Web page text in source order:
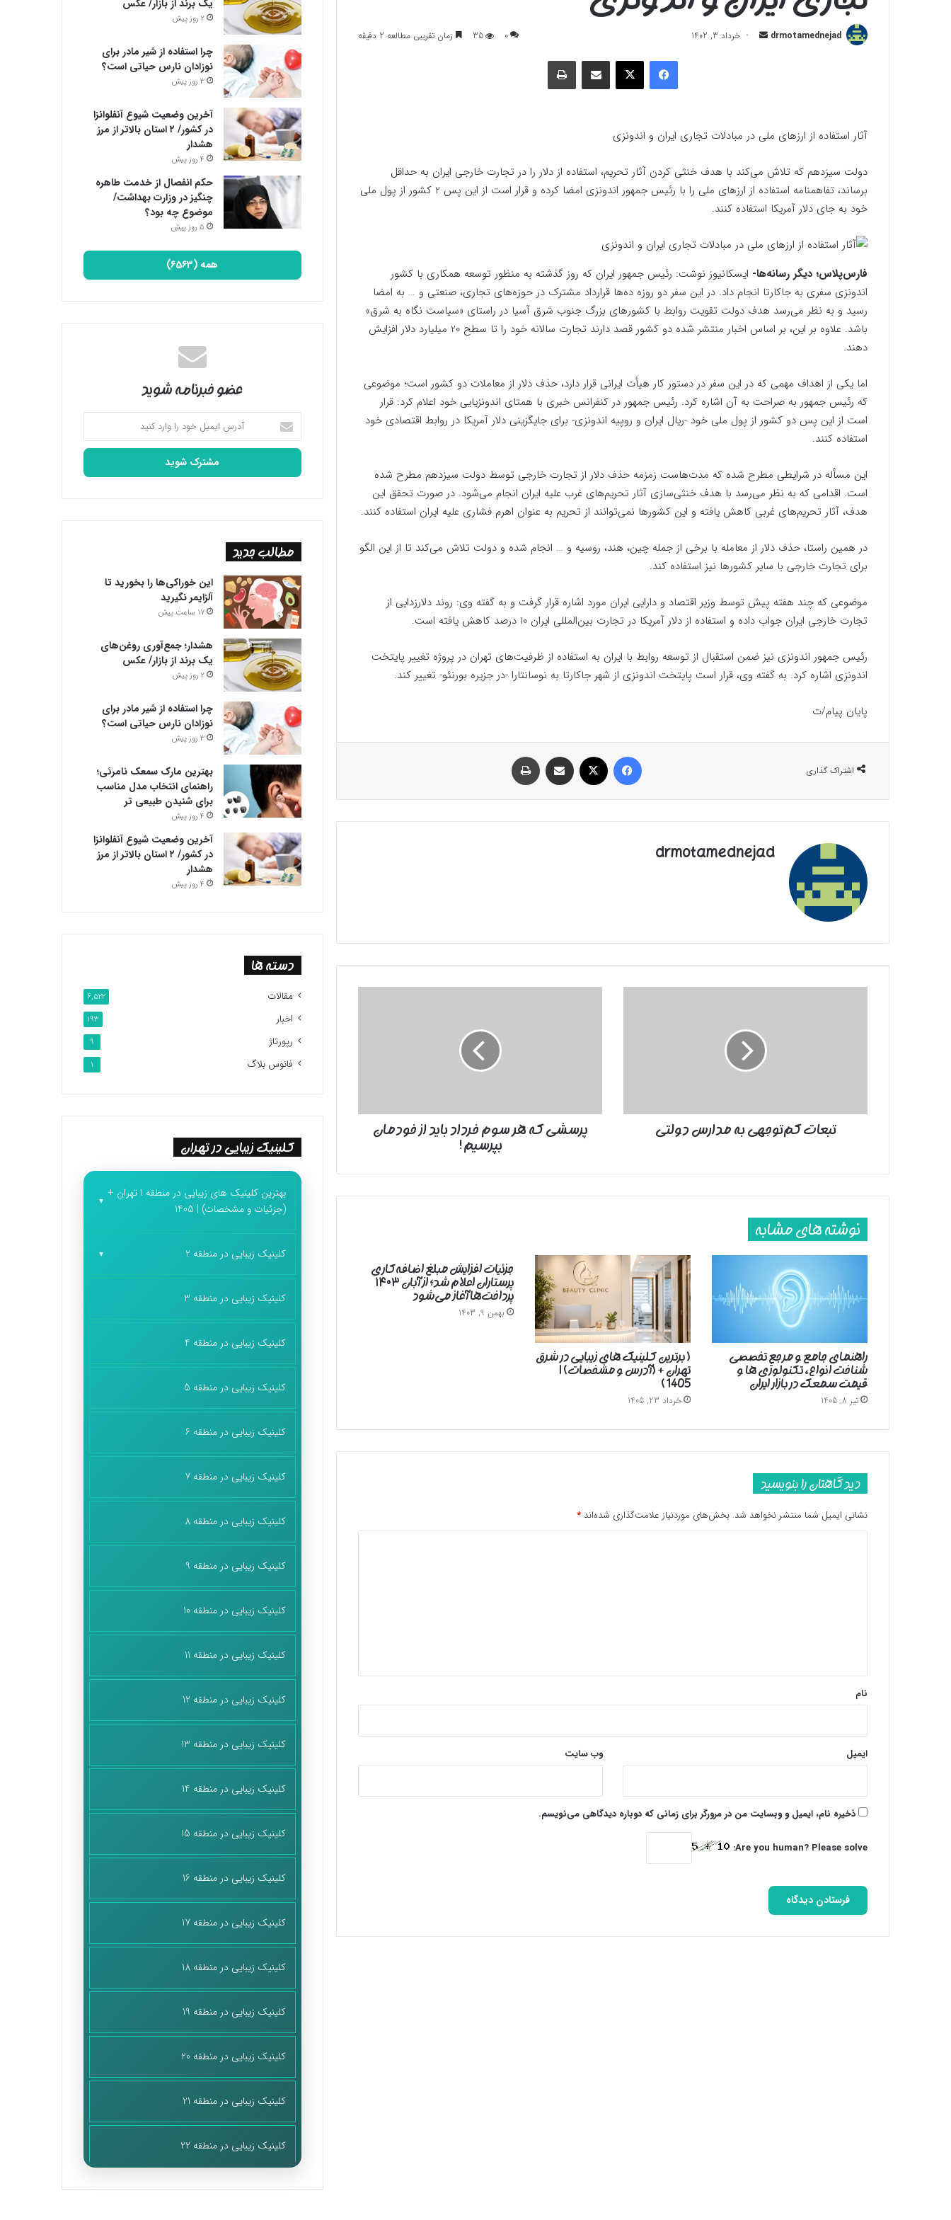
drmotamednejad
ارسال خرداد 3, 1402 0
35 زمان تقریبی مطالعه 2 دقیقه
فیسبوک ایکس اشتراک گذاری با ایمیل چاپ
آثار استفاده از ارزهای ملی در مبادلات تجاری ایران و اندونزی
دولت سیزدهم که تلاش می‌کند با هدف خنثی کردن آثار تحریم، استفاده از دلار را در تجارت خارجی ایران به حداقل
برساند، تفاهمنامه استفاده از ارزهای ملی را با رئیس جمهور اندونزی امضا کرده و قرار است از این پس 2 کشور از پول ملی
خود به جای دلار آمریکا استفاده کنند.
فارس‌پلاس؛ دیگر رسانه‌ها- ایسکانیوز نوشت: رئیس جمهور ایران که روز گذشته به منظور توسعه همکاری با کشور
اندونزی سفری به جاکارتا انجام داد. در این سفر دو روزه ده‌ها قرارداد مشترک در حوزه‌های تجاری، صنعتی و … به امضا
رسید و به نظر می‌رسد هدف دولت تقویت روابط با کشورهای بزرگ جنوب شرق آسیا در راستای «سیاست نگاه به شرق»
باشد. علاوه بر این، بر اساس اخبار منتشر شده دو کشور قصد دارند تجارت سالانه خود را تا سطح 20 میلیارد دلار افزایش
دهند.
اما یکی از اهداف مهمی که در این سفر در دستور کار هیأت ایرانی قرار دارد، حذف دلار از معاملات دو کشور است؛ موضوعی
که رئیس جمهور به صراحت به آن اشاره کرد. رئیس جمهور در کنفرانس خبری با همتای اندونزیایی خود اعلام کرد: قرار
است از این پس دو کشور از پول ملی خود -ریال ایران و روپیه اندونزی- برای جایگزینی دلار آمریکا در روابط اقتصادی خود
استفاده کنند.
این مسأله در شرایطی مطرح شده که مدت‌هاست زمزمه حذف دلار از تجارت خارجی توسط دولت سیزدهم مطرح شده
است. اقدامی که به نظر می‌رسد با هدف خنثی‌سازی آثار تحریم‌های غرب علیه ایران انجام می‌شود. در صورت تحقق این
هدف، آثار تحریم‌های غربی کاهش یافته و این کشورها نمی‌توانند از تحریم به عنوان اهرم فشاری علیه ایران استفاده کنند.
در همین راستا، حذف دلار از معامله با برخی از جمله چین، هند، روسیه و … انجام شده و دولت تلاش می‌کند تا از این الگو
برای تجارت خارجی با سایر کشورها نیز استفاده کند.
موضوعی که چند هفته پیش توسط وزیر اقتصاد و دارایی ایران مورد اشاره قرار گرفت و به گفته وی: روند دلارزدایی از
تجارت خارجی ایران جواب داده و استفاده از دلار آمریکا در تجارت بین‌المللی ایران 10 درصد کاهش یافته است.
رئیس جمهور اندونزی نیز ضمن استقبال از توسعه روابط با ایران به استفاده از ظرفیت‌های تهران در پروژه تغییر پایتخت
اندونزی اشاره کرد. به گفته وی، قرار است پایتخت اندونزی از شهر جاکارتا به نوسانتارا -در جزیره بورنئو- تغییر کند.
پایان پیام/ت
اشتراک گذاری
فیسبوک ایکس اشتراک گذاری با ایمیل
drmotamednejad
تبعات کم‌توجهی به مدارس دولتی
بپرسیم!
پرسشی که هر سوم خرداد باید از خودمان
بپرسیم!
نوشته های مشابه
راهنمای جامع و مرجع تخصصی
شناخت انواع، تکنولوژی ها و
قیمت سمعک در بازار ایران
تیر 8, 1405
( برترین کلینیک های زیبایی در شرق
تهران + (آدرس و مشخصات) |
1405 )
خرداد 23, 1405
جزئیات افزایش مبلغ اضافه‌کاری
پرستاران اعلام شد؛ از آبان ۱۴۰۳
پرداخت‌ها آغاز می‌شود
بهمن 9, 1403
دیدگاهتان را بنویسید
نشانی ایمیل شما منتشر نخواهد شد. بخش‌های موردنیاز علامت‌گذاری شده‌اند *
نام
ایمیل وب‌ سایت
ذخیره نام، ایمیل و وبسایت من در مرورگر برای زمانی که دوباره دیدگاهی می‌نویسم.
Are you human? Please solve:
یک برند از بازار/ عکس
2 روز پیش
چرا استفاده از شیر مادر برای
نوزادان نارس حیاتی است؟
3 روز پیش
آخرین وضعیت شیوع آنفلوانزا
در کشور/ ۲ استان بالاتر از مرز
هشدار
4 روز پیش
حکم انفصال از خدمت طاهره
چنگیز در وزارت بهداشت/
موضوع چه بود؟
5 روز پیش
همه (6563)
عضو خبرنامه شوید
آدرس
ایمیل
خود
وارد
مطالب جدید
این خوراکی‌ها را بخورید تا
آلزایمر نگیرید
17 ساعت پیش
هشدار؛ جمع‌آوری روغن‌های
یک برند از بازار/ عکس
2 روز پیش
چرا استفاده از شیر مادر برای
نوزادان نارس حیاتی است؟
3 روز پیش
بهترین مارک سمعک نامرئی؛
راهنمای انتخاب مدل مناسب
برای شنیدن طبیعی تر
4 روز پیش
آخرین وضعیت شیوع آنفلوانزا
در کشور/ ۲ استان بالاتر از مرز
هشدار
4 روز پیش
دسته ها
مقالات 6,522
اخبار 193
رپورتاژ 9
فانوس بلاگ 1
کلینیک زیبایی در تهران
بهترین کلینیک های زیبایی در منطقه 1 تهران +
(جزئیات و مشخصات) | 1405
کلینیک زیبایی در منطقه 2
کلینیک زیبایی در منطقه 3
کلینیک زیبایی در منطقه 4
کلینیک زیبایی در منطقه 5
کلینیک زیبایی در منطقه 6
کلینیک زیبایی در منطقه 7
کلینیک زیبایی در منطقه 8
کلینیک زیبایی در منطقه 9
کلینیک زیبایی در منطقه 10
کلینیک زیبایی در منطقه 11
کلینیک زیبایی در منطقه 12
کلینیک زیبایی در منطقه 13
کلینیک زیبایی در منطقه 14
کلینیک زیبایی در منطقه 15
کلینیک زیبایی در منطقه 16
کلینیک زیبایی در منطقه 17
کلینیک زیبایی در منطقه 18
کلینیک زیبایی در منطقه 19
کلینیک زیبایی در منطقه 20
کلینیک زیبایی در منطقه 21
کلینیک زیبایی در منطقه 22